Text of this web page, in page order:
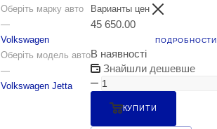
Оберіть марку авто
—
Volkswagen
Оберіть модель авто
—
Volkswagen Jetta
Варианты цен
45 650.00
ПОДРОБНОСТИ
В наявності
Знайшли дешевше
КУПИТИ